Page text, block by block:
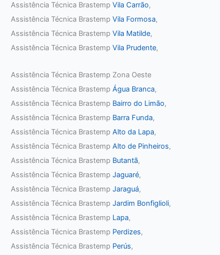
Assistência Técnica BrastempVila Carrão,
Assistência Técnica BrastempVila Formosa,
Assistência Técnica BrastempVila Matilde,
Assistência Técnica BrastempVila Prudente,
Assistência Técnica Brastemp Zona Oeste
Assistência Técnica BrastempÁgua Branca,
Assistência Técnica Brastemp Bairro do Limão,
Assistência Técnica Brastemp Barra Funda,
Assistência Técnica BrastempAlto da Lapa,
Assistência Técnica BrastempAlto de Pinheiros,
Assistência Técnica Brastemp Butantã,
Assistência Técnica BrastempJaguaré,
Assistência Técnica BrastempJaraguá,
Assistência Técnica BrastempJardim Bonfiglioli,
Assistência Técnica Brastemp Lapa,
Assistência Técnica Brastemp Perdizes,
Assistência Técnica Brastemp Perús,